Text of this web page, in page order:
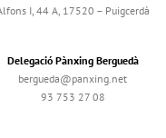
I, 44 A, 17520 – Puigcerdà
Delegació Pànxing Berguedà
bergueda@panxing.net
93 753 27 08